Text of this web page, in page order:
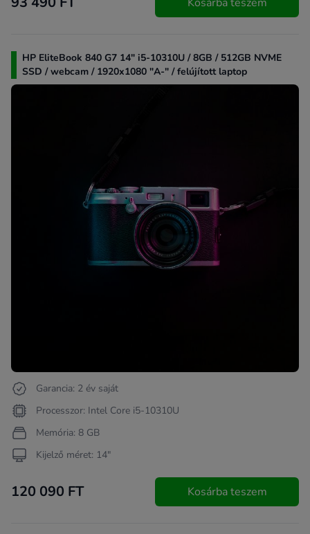
HP EliteBook 840 G7 14" i5-10310U / 8GB / 512GB NVME
SSD / webcam / 1920x1080 "A-" / felújított laptop
Garancia: 2 év saját
Processzor: Intel Core i5-10310U
Memória: 8 GB
Kijelző méret: 14"
120 090 FT Kosárba teszem